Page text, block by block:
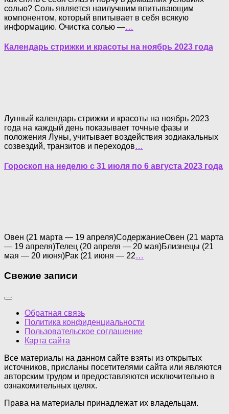
солью? Соль является наилучшим впитывающим
компонентом, который впитывает в себя всякую
информацию. Очистка солью —…
Календарь стрижки и красоты на ноябрь 2023 года
Лунный календарь стрижки и красоты на ноябрь 2023
года на каждый день показывает точные фазы и
положения Луны, учитывает воздействия зодиакальных
созвездий, транзитов и переходов…
Гороскоп на неделю с 31 июля по 6 августа 2023 года
Овен (21 марта — 19 апреля)СодержаниеОвен (21 марта
— 19 апреля)Телец (20 апреля — 20 мая)Близнецы (21
мая — 20 июня)Рак (21 июня — 22…
Свежие записи
Обратная связь
Политика конфиденциальности
Пользовательское соглашение
Карта сайта
Все материалы на данном сайте взяты из открытых
источников, присланы посетителями сайта или являются
авторским трудом и предоставляются исключительно в
ознакомительных целях.
Права на материалы принадлежат их владельцам.